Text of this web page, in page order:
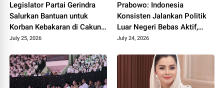
Legislator Partai Gerindra
Salurkan Bantuan untuk
Korban Kebakaran di Cakung
Timur, Wujud Kepedulian
July 25, 2026
Prabowo: Indonesia
Konsisten Jalankan Politik
Luar Negeri Bebas Aktif,
Dukung Kemerdekaan
July 24, 2026